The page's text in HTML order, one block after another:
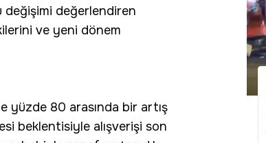
değişimi değerlendiren
ve yeni dönem
yüzde 80 arasında bir artış
beklentisiyle alışverişi son